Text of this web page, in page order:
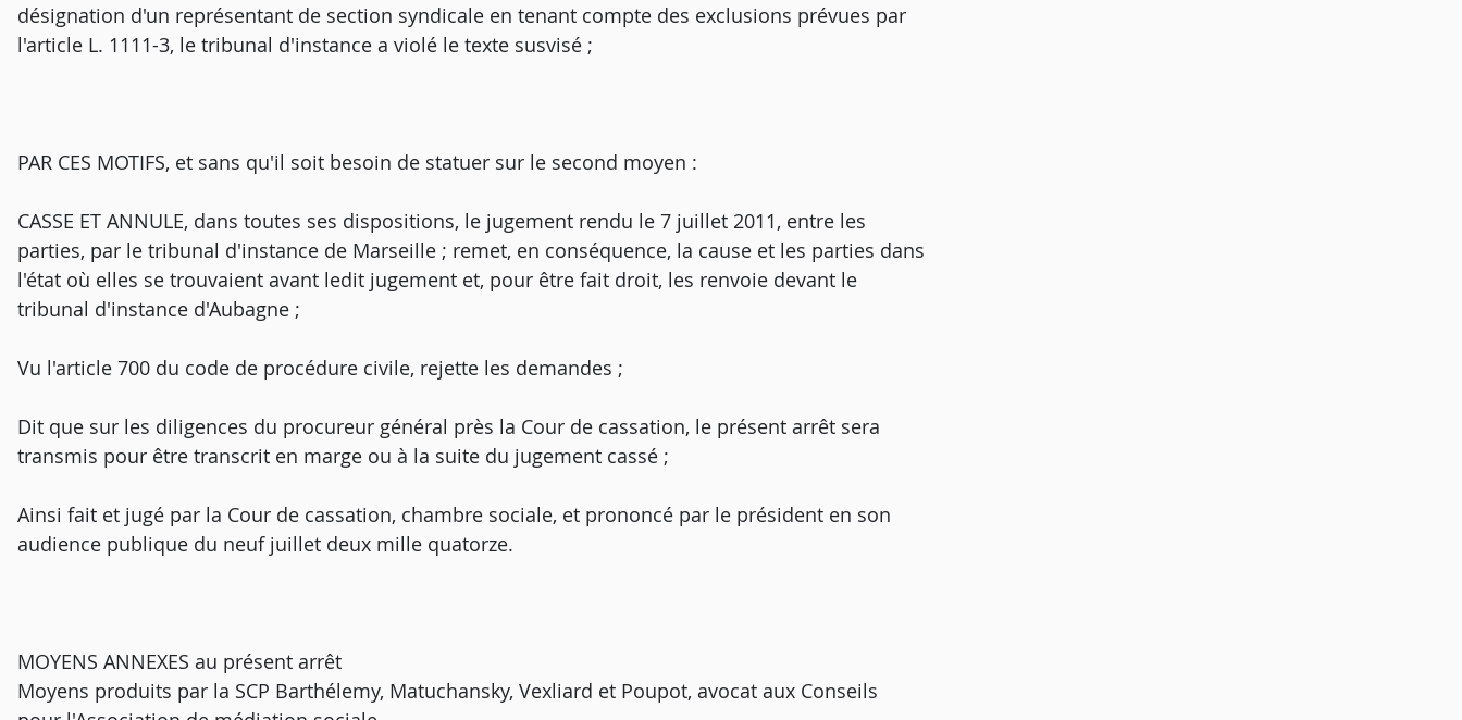
désignation d'un représentant de section syndicale en tenant compte des exclusions prévues par
l'article L. 1111-3, le tribunal d'instance a violé le texte susvisé ;
PAR CES MOTIFS, et sans qu'il soit besoin de statuer sur le second moyen :
CASSE ET ANNULE, dans toutes ses dispositions, le jugement rendu le 7 juillet 2011, entre les
parties, par le tribunal d'instance de Marseille ; remet, en conséquence, la cause et les parties dans
l'état où elles se trouvaient avant ledit jugement et, pour être fait droit, les renvoie devant le
tribunal d'instance d'Aubagne ;
Vu l'article 700 du code de procédure civile, rejette les demandes ;
Dit que sur les diligences du procureur général près la Cour de cassation, le présent arrêt sera
transmis pour être transcrit en marge ou à la suite du jugement cassé ;
Ainsi fait et jugé par la Cour de cassation, chambre sociale, et prononcé par le président en son
audience publique du neuf juillet deux mille quatorze.
MOYENS ANNEXES au présent arrêt
Moyens produits par la SCP Barthélemy, Matuchansky, Vexliard et Poupot, avocat aux Conseils